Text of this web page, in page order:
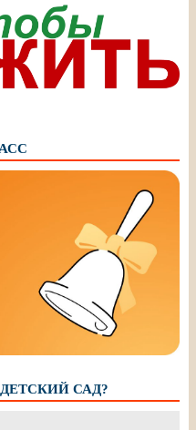
САД?